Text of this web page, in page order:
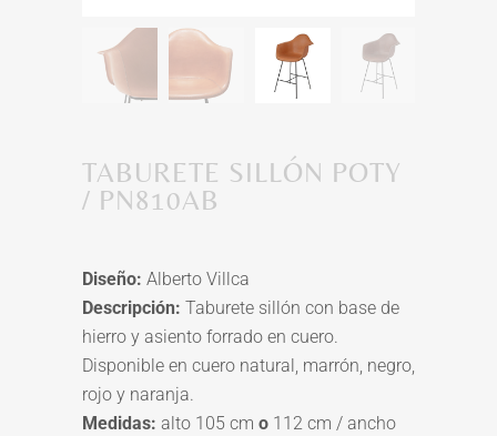
TABURETE SILLÓN POTY
/ PN810AB
Diseño: Alberto Villca
Descripción: Taburete sillón con base de
hierro y asiento forrado en cuero.
Disponible en cuero natural, marrón, negro,
rojo y naranja.
Medidas: alto 105 cm o 112 cm / ancho